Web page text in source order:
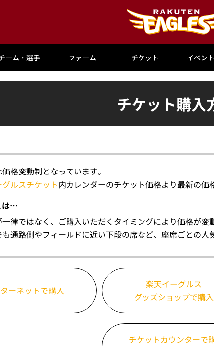
ーム・選手 ファーム チケット イベン
チケット購入
格変動制となっています。
グルスチケット内カレンダーのチケット価格より最新の価
は…
律ではなく、ご購入いただくタイミングにより価格が変
通路側やフィールドに近い下段の席など、座席ごとの人
ーネットで購入
楽天イーグルス
グッズショップで購入
チケットカウンターで